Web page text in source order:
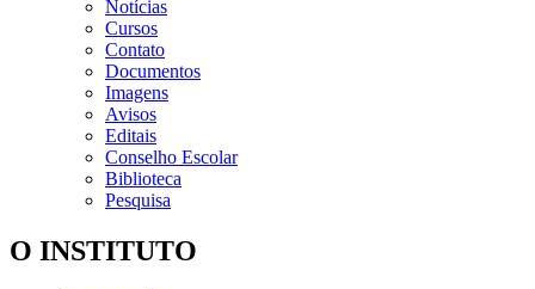
Notícias
Cursos
Contato
Documentos
Imagens
Avisos
Editais
Conselho Escolar
Biblioteca
Pesquisa
O INSTITUTO